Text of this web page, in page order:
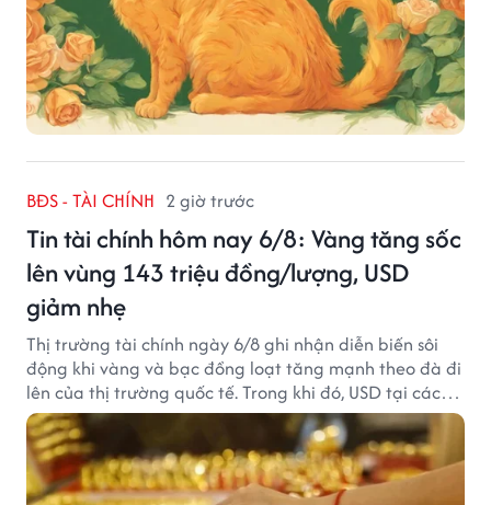
BĐS - TÀI CHÍNH 2 giờ trước
Tin tài chính hôm nay 6/8: Vàng tăng sốc
lên vùng 143 triệu đồng/lượng, USD
giảm nhẹ
Thị trường tài chính ngày 6/8 ghi nhận diễn biến sôi
động khi vàng và bạc đồng loạt tăng mạnh theo đà đi
lên của thị trường quốc tế. Trong khi đó, USD tại các
ngân hàng tiếp tục hạ nhiệt dù tỷ giá trung tâm lập
đỉnh mới.